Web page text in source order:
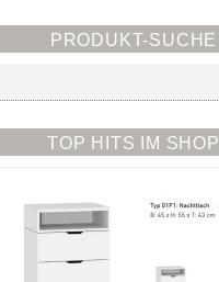
PRODUKT-SUCHE
TOP HITS IM SHOP